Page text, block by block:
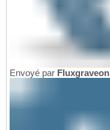
Envoyé par Fluxgraveon